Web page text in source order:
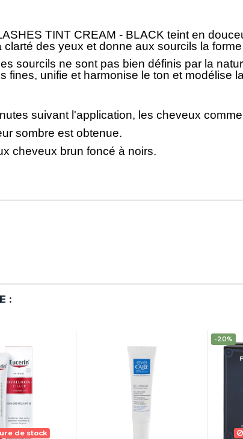
TINT CREAM - BLACK teint en
des yeux et donne aux sourcils la
sourcils ne sont pas bien définis par la
fines, unifie et harmonise le ton et modélise
suivant l'application, les cheveux
sombre est obtenue.
cheveux brun foncé à noirs.
:
de stock
-20%